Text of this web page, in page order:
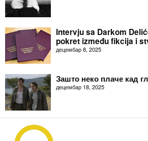
Intervju sa Darkom
pokret između fikcija i
децембар 8, 2025
Зашто неко плаче кад
децембар 18, 2025